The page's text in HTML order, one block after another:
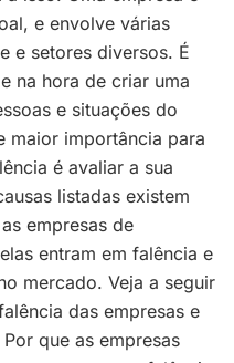
e envolve várias
e setores diversos. É
na hora de criar uma
e situações do
maior importância para
é avaliar a sua
listadas existem
empresas de
entram em falência e
mercado. Veja a seguir
das empresas e
que as empresas